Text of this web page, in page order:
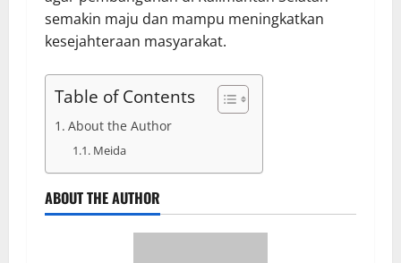
semakin maju dan mampu meningkatkan
kesejahteraan masyarakat.
Table of Contents
About the Author
Meida
ABOUT THE AUTHOR